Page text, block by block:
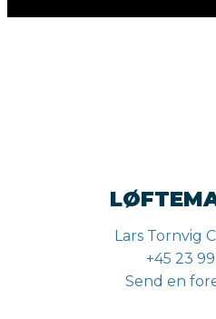
Lars Tornvig
+45 23
Send en